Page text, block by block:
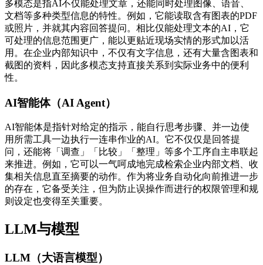
多模态是指AI不仅能处理文章，还能同时处理图像、语音、
文档等多种类型信息的特性。例如，它能读取含有图表的PDF
或照片，并就其内容回答提问。相比仅能处理文本的AI，它
可处理的信息范围更广，能以更贴近现场实情的形式加以活
用。在企业内部知识中，不仅有文字信息，还有大量含图表和
截图的资料，因此多模态支持直接关系到实际业务中的便利
性。
AI智能体（AI Agent）
AI智能体是指针对给定的指示，能自行思考步骤、并一边使
用所需工具一边执行一连串作业的AI。它不仅仅是回答提
问，还能将「调查」「比较」「整理」等多个工序自主串联起
来推进。例如，它可以一气呵成地完成检索企业内部文档、收
集相关信息直至摘要的动作。作为将业务自动化向前推进一步
的存在，它备受关注，但为防止误操作而进行的权限管理和规
则设定也变得至关重要。
LLM与模型
LLM（大语言模型）